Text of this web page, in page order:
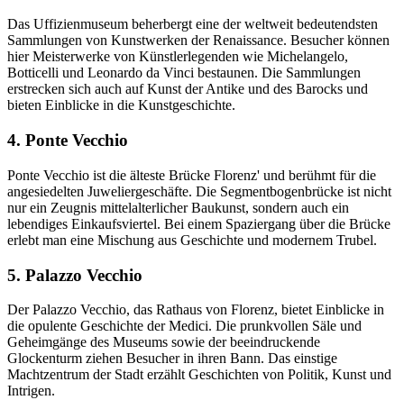
Das Uffizienmuseum beherbergt eine der weltweit bedeutendsten
Sammlungen von Kunstwerken der Renaissance. Besucher können
hier Meisterwerke von Künstlerlegenden wie Michelangelo,
Botticelli und Leonardo da Vinci bestaunen. Die Sammlungen
erstrecken sich auch auf Kunst der Antike und des Barocks und
bieten Einblicke in die Kunstgeschichte.
4. Ponte Vecchio
Ponte Vecchio ist die älteste Brücke Florenz' und berühmt für die
angesiedelten Juweliergeschäfte. Die Segmentbogenbrücke ist nicht
nur ein Zeugnis mittelalterlicher Baukunst, sondern auch ein
lebendiges Einkaufsviertel. Bei einem Spaziergang über die Brücke
erlebt man eine Mischung aus Geschichte und modernem Trubel.
5. Palazzo Vecchio
Der Palazzo Vecchio, das Rathaus von Florenz, bietet Einblicke in
die opulente Geschichte der Medici. Die prunkvollen Säle und
Geheimgänge des Museums sowie der beeindruckende
Glockenturm ziehen Besucher in ihren Bann. Das einstige
Machtzentrum der Stadt erzählt Geschichten von Politik, Kunst und
Intrigen.